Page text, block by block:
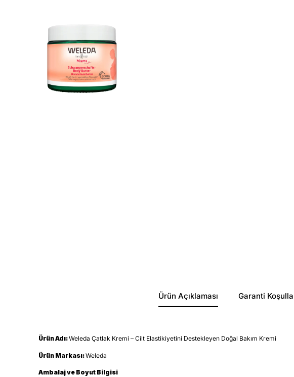
Ürün Açıklaması Garanti
Ürün Adı:Weleda Çatlak Kremi – Cilt Elastikiyetini Destekleyen Doğal Bakım Kremi
Ürün Markası:Weleda
Ambalaj ve Boyut Bilgisi